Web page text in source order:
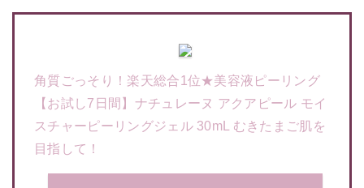
角質ごっそり！楽天総合1位★美容液ピーリング
【お試し7日間】ナチュレーヌ アクアピール モイ
スチャーピーリングジェル 30mL むきたまご肌を
目指して！